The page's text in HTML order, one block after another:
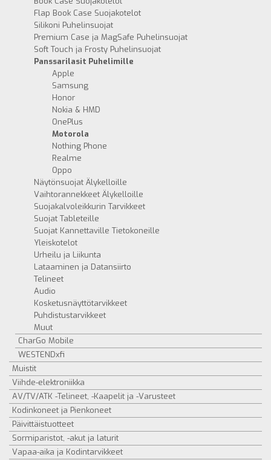
Flap Book Case Suojakotelot
Silikoni Puhelinsuojat
Premium Case ja MagSafe Puhelinsuojat
Soft Touch ja Frosty Puhelinsuojat
Panssarilasit Puhelimille
Apple
Samsung
Honor
Nokia & HMD
OnePlus
Motorola
Nothing Phone
Realme
Oppo
Näytönsuojat Älykelloille
Vaihtorannekkeet Älykelloille
Suojakalvoleikkurin Tarvikkeet
Suojat Tableteille
Suojat Kannettaville Tietokoneille
Yleiskotelot
Urheilu ja Liikunta
Lataaminen ja Datansiirto
Telineet
Audio
Kosketusnäyttötarvikkeet
Puhdistustarvikkeet
Muut
CharGo Mobile
WESTENDxfi
Muistit
Viihde-elektroniikka
AV/TV/ATK -Telineet, -Kaapelit ja -Varusteet
Kodinkoneet ja Pienkoneet
Päivittäistuotteet
Sormiparistot, -akut ja laturit
Vapaa-aika ja Kodintarvikkeet